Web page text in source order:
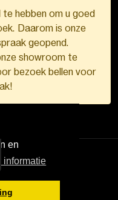
en
informatie
te hebben om u goed
Daarom is onze
geopend.
showroom te
bezoek bellen voor
door